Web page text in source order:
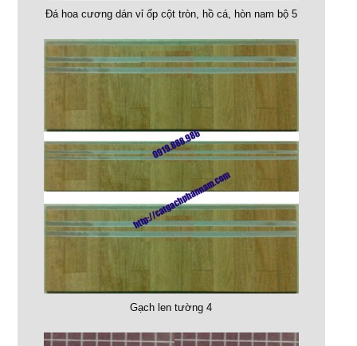
Đá hoa cương dán vỉ ốp cột tròn, hồ cá, hòn nam bộ 5
Gạch len tường 4